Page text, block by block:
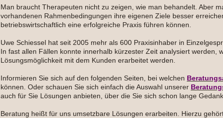
Man braucht Therapeuten nicht zu zeigen, wie man behandelt. Aber
vorhandenen Rahmenbedingungen ihre eigenen Ziele besser
betriebswirtschaftlich eine erfolgreiche Praxis führen können.
Uwe Schiessel hat seit 2005 mehr als 600 Praxisinhaber in
In fast allen Fällen konnte innerhalb kürzester Zeit analysiert werden,
Lösungsmöglichkeit mit dem Kunden erarbeitet werden.
Informieren Sie sich auf den folgenden Seiten, bei welchen
können. Oder schauen Sie sich einfach die Auswahl unserer
auch für Sie Lösungen anbieten, über die Sie sich schon lange
Beratung heißt für uns umsetzbare Lösungen erarbeiten. Hierzu